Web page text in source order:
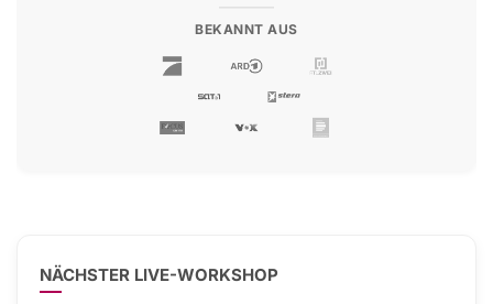
BEKANNT AUS
NÄCHSTER LIVE-WORKSHOP